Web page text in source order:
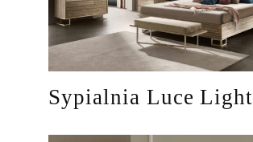
Sypialnia Luce Light